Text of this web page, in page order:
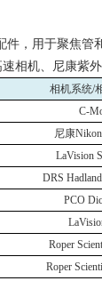
件，用于聚焦管
速相机、尼康紫外
相机系统/
C-
尼康
LaVision
DRS
PCO
Roper
Roper